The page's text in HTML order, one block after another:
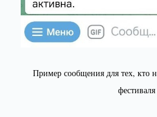
Пример сообщения для тех, кто
фестиваля